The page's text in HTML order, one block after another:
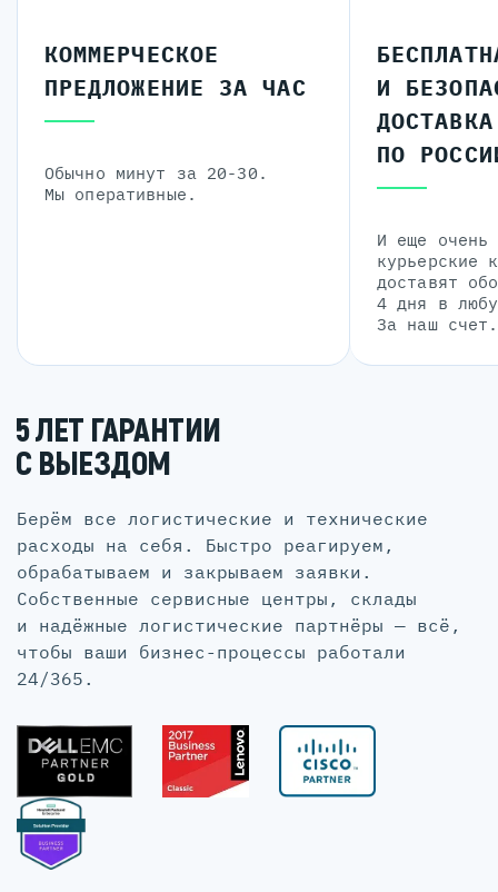
КОММЕРЧЕСКОЕ
ПРЕДЛОЖЕНИЕ ЗА ЧАС
Обычно минут за 20-30.
Мы оперативные.
И
ДОСТАВКА
ПО
И еще очень
курьерские
доставят
4 дня в
За наш счет.
5 ЛЕТ ГАРАНТИИ
С ВЫЕЗДОМ
Берём все логистические и технические
расходы на себя. Быстро реагируем,
обрабатываем и закрываем заявки.
Собственные сервисные центры, склады
и надёжные логистические партнёры — всё,
чтобы ваши бизнес-процессы работали
24/365.